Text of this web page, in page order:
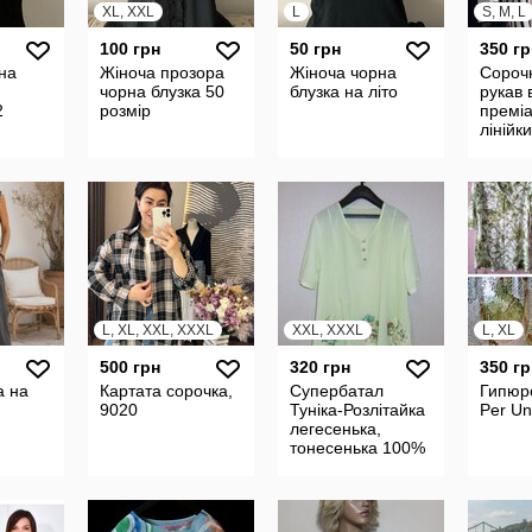
XL, XXL
100 грн
Жіноча прозора
чорна блузка 50
розмір
L
50 грн
Жіноча чорна
блузка на літо
S, M, L
350
рукав
44-46
на
L, XL, XXL, XXXL
500 грн
Картата сорочка,
9020
XXL, XXXL
320 грн
Супербатал
Туніка-Розлітайка
легесенька,
тонесенька 100%
L, XL
350
Per